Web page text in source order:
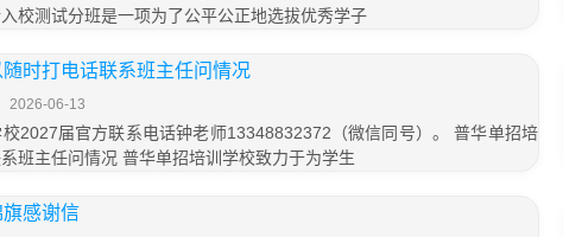
校测试分班是一项为了公平公正地选拔优秀学子
时打电话联系班主任问情况
2026-06-13
2027届官方联系电话钟老师13348832372（微信同号）。 普华单招培
班主任问情况 普华单招培训学校致力于为学生
感谢信